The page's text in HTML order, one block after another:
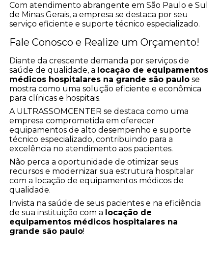
Com atendimento abrangente em São Paulo e Sul
de Minas Gerais, a empresa se destaca por seu
serviço eficiente e suporte técnico especializado.
Fale Conosco e Realize um Orçamento!
Diante da crescente demanda por serviços de
saúde de qualidade, a locação de equipamentos
médicos hospitalares na grande são paulo se
mostra como uma solução eficiente e econômica
para clínicas e hospitais.
A ULTRASSOMCENTER se destaca como uma
empresa comprometida em oferecer
equipamentos de alto desempenho e suporte
técnico especializado, contribuindo para a
excelência no atendimento aos pacientes.
Não perca a oportunidade de otimizar seus
recursos e modernizar sua estrutura hospitalar
com a locação de equipamentos médicos de
qualidade.
Invista na saúde de seus pacientes e na eficiência
de sua instituição com a locação de
equipamentos médicos hospitalares na
grande são paulo!